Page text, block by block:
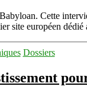
:
Cette
site européen
Catégories
Dossiers